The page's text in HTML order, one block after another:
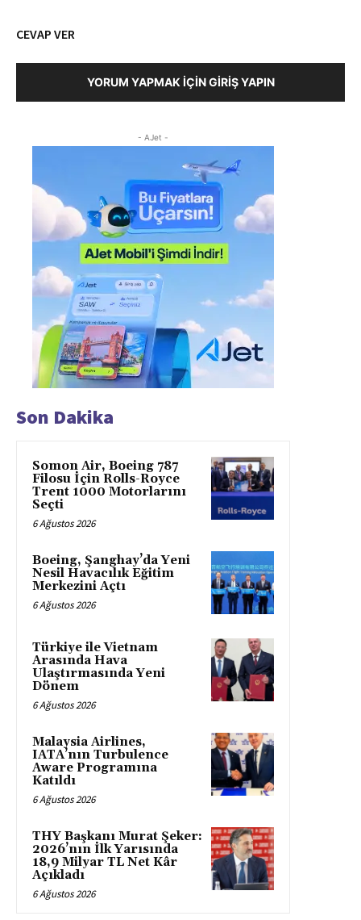
CEVAP VER
YORUM YAPMAK İÇIN GIRIŞ YAPIN
- AJet -
Son Dakika
Somon Air, Boeing 787
Filosu İçin Rolls-Royce
Trent 1000 Motorlarını
Seçti
6 Ağustos 2026
Boeing, Şanghay’da Yeni
Nesil Havacılık Eğitim
Merkezini Açtı
6 Ağustos 2026
Türkiye ile Vietnam
Arasında Hava
Ulaştırmasında Yeni
Dönem
6 Ağustos 2026
Malaysia Airlines,
IATA’nın Turbulence
Aware Programına
Katıldı
6 Ağustos 2026
THY Başkanı Murat Şeker:
2026’nın İlk Yarısında
18,9 Milyar TL Net Kâr
Açıkladı
6 Ağustos 2026